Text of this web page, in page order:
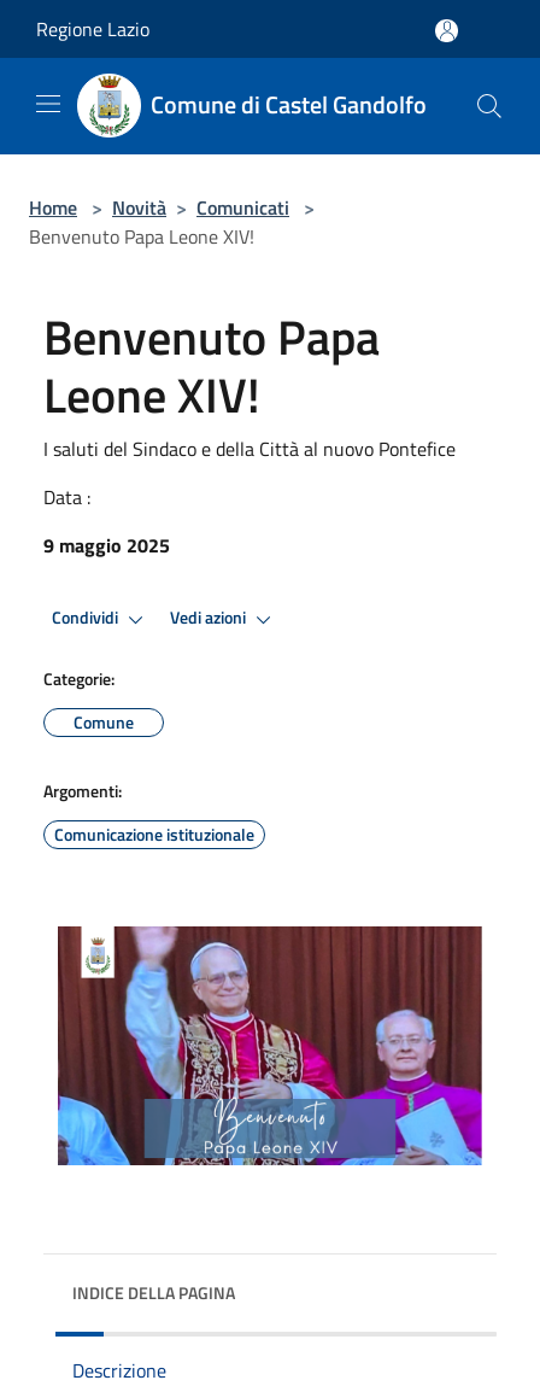
Regione Lazio
Comune di Castel Gandolfo
Home > Novità > Comunicati >
Benvenuto Papa Leone XIV!
Benvenuto Papa
Leone XIV!
I saluti del Sindaco e della Città al nuovo Pontefice
Data :
9 maggio 2025
Condividi Vedi azioni
Categorie:
Comune
Argomenti:
Comunicazione istituzionale
INDICE DELLA PAGINA
Descrizione